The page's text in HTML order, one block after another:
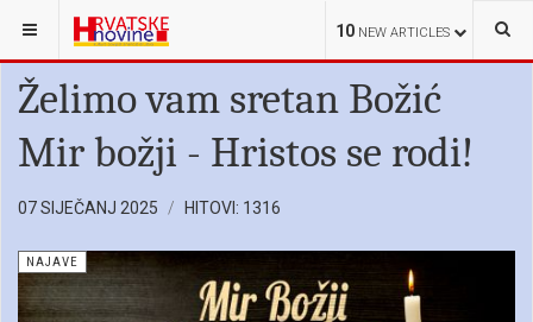
10 NEW ARTICLES
NALAZITE SE OVDJE: NAJAVE
Želimo vam sretan Božić
Mir božji - Hristos se rodi!
07 SIJEČANJ 2025 HITOVI: 1316
NAJAVE